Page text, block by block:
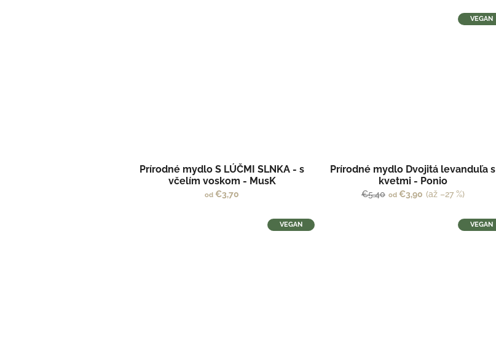
Prírodné mydlo S LÚČMI SLNKA - s
včelím voskom - MusK
od €3,70
VEGAN
Prírodné mydlo Dvojitá levanduľa s
kvetmi - Ponio
€5,40 od€3,90 (až –27 %)
VEGAN VEGAN